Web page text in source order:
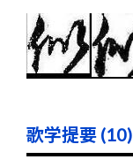
歌学提要 (10)